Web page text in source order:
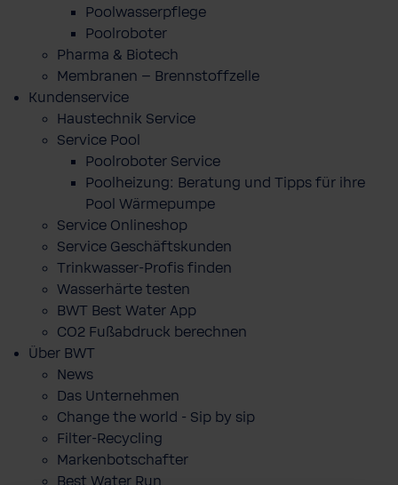
Poolwasserpflege
Poolroboter
Pharma & Biotech
Membranen – Brennstoffzelle
Kundenservice
Haustechnik Service
Service Pool
Poolroboter Service
Poolheizung: Beratung und Tipps für ihre
Pool Wärmepumpe
Service Onlineshop
Service Geschäftskunden
Trinkwasser-Profis finden
Wasserhärte testen
BWT Best Water App
CO2 Fußabdruck berechnen
Über BWT
News
Das Unternehmen
Change the world - Sip by sip
Filter-Recycling
Markenbotschafter
Best Water Run